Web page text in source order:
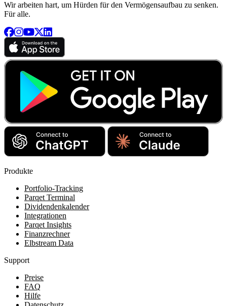
Wir arbeiten hart, um Hürden für den Vermögensaufbau zu senken.
Für alle.
Produkte
Portfolio-Tracking
Parqet Terminal
Dividendenkalender
Integrationen
Parqet Insights
Finanzrechner
Elbstream Data
Support
Preise
FAQ
Hilfe